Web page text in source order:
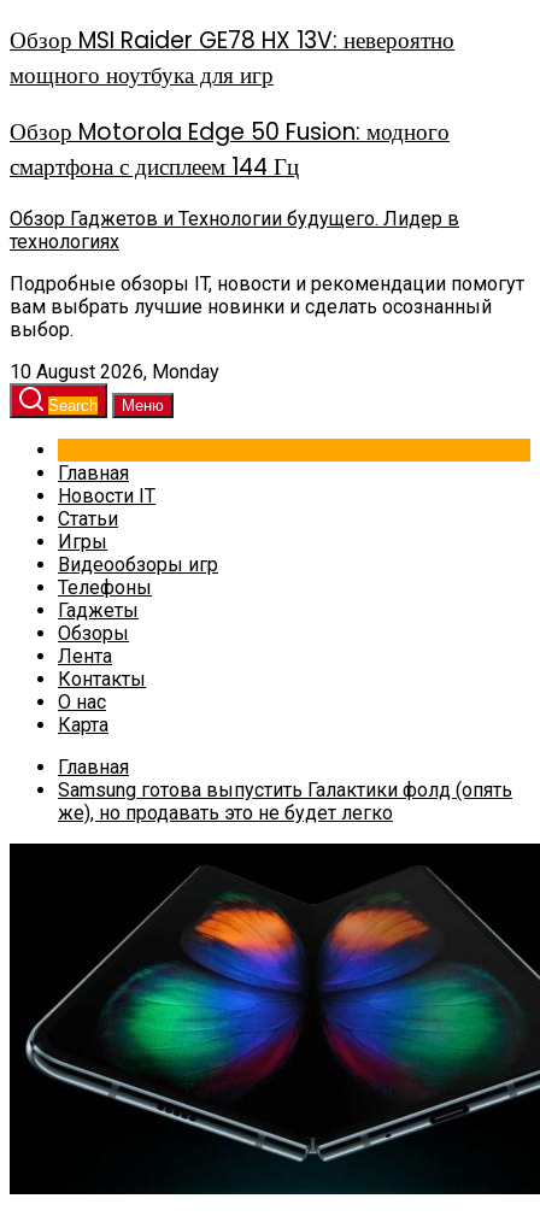
Обзор MSI Raider GE78 HX 13V: невероятно
мощного ноутбука для игр
Обзор Motorola Edge 50 Fusion: модного
смартфона с дисплеем 144 Гц
Обзор Гаджетов и Технологии будущего. Лидер в
технологиях
Подробные обзоры IT, новости и рекомендации помогут
вам выбрать лучшие новинки и сделать осознанный
выбор.
10 August 2026, Monday
Search Меню
Главная
Новости IT
Статьи
Игры
Видеообзоры игр
Телефоны
Гаджеты
Обзоры
Лента
Контакты
О нас
Карта
Главная
Samsung готова выпустить Галактики фолд (опять
же), но продавать это не будет легко